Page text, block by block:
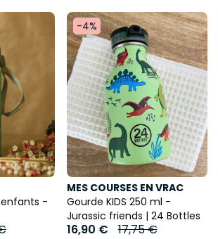
enfants -
-4%
MES COURSES EN VRAC
Gourde KIDS 250 ml -
Jurassic friends | 24 Bottles
16,90 € 17,75 €